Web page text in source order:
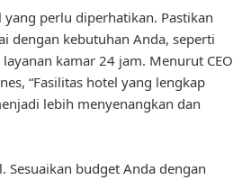
perlu diperhatikan. Pastikan
dengan kebutuhan Anda, seperti
kamar 24 jam. Menurut CEO
“Fasilitas hotel yang lengkap
lebih menyenangkan dan
budget Anda dengan